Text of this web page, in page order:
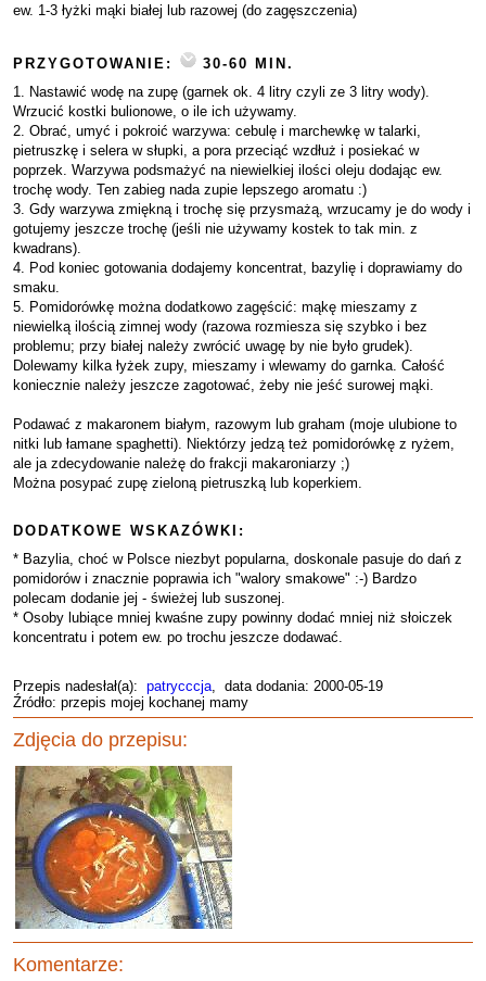
ew. 1-3 łyżki mąki białej lub razowej (do zagęszczenia)
PRZYGOTOWANIE:
30-60 MIN.
1. Nastawić wodę na zupę (garnek ok. 4 litry czyli ze 3 litry wody).
Wrzucić kostki bulionowe, o ile ich używamy.
2. Obrać, umyć i pokroić warzywa: cebulę i marchewkę w talarki,
pietruszkę i selera w słupki, a pora przeciąć wzdłuż i posiekać w
poprzek. Warzywa podsmażyć na niewielkiej ilości oleju dodając ew.
trochę wody. Ten zabieg nada zupie lepszego aromatu :)
3. Gdy warzywa zmiękną i trochę się przysmażą, wrzucamy je do wody i
gotujemy jeszcze trochę (jeśli nie używamy kostek to tak min. z
kwadrans).
4. Pod koniec gotowania dodajemy koncentrat, bazylię i doprawiamy do
smaku.
5. Pomidorówkę można dodatkowo zagęścić: mąkę mieszamy z
niewielką ilością zimnej wody (razowa rozmiesza się szybko i bez
problemu; przy białej należy zwrócić uwagę by nie było grudek).
Dolewamy kilka łyżek zupy, mieszamy i wlewamy do garnka. Całość
koniecznie należy jeszcze zagotować, żeby nie jeść surowej mąki.
Podawać z makaronem białym, razowym lub graham (moje ulubione to
nitki lub łamane spaghetti). Niektórzy jedzą też pomidorówkę z ryżem,
ale ja zdecydowanie należę do frakcji makaroniarzy ;)
Można posypać zupę zieloną pietruszką lub koperkiem.
DODATKOWE WSKAZÓWKI:
* Bazylia, choć w Polsce niezbyt popularna, doskonale pasuje do dań z
pomidorów i znacznie poprawia ich "walory smakowe" :-) Bardzo
polecam dodanie jej - świeżej lub suszonej.
* Osoby lubiące mniej kwaśne zupy powinny dodać mniej niż słoiczek
koncentratu i potem ew. po trochu jeszcze dodawać.
Przepis nadesłał(a): patrycccja, data dodania: 2000-05-19
Źródło: przepis mojej kochanej mamy
Zdjęcia do przepisu:
Komentarze: